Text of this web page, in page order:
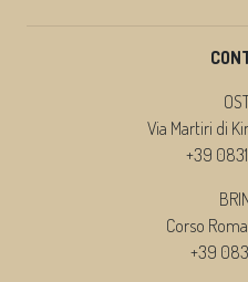
Via Martiri di
+39
Corso
+39